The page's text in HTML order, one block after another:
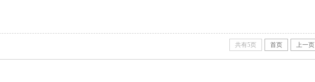
共有5页 首页 上一页